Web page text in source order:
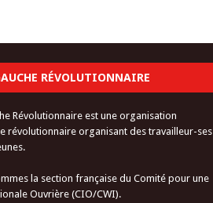
RÉVOLUTIONNAIRE
Révolutionnaire est une organisation
révolutionnaire organisant des travailleur-ses
la section française du Comité pour une
Ouvrière (CIO/CWI).